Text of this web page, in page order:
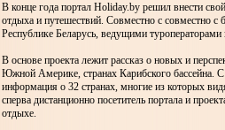
В конце года портал Holiday.by решил внести
отдыха и путешествий. Совместно с совместно с
Республике Беларусь, ведущими
В основе проекта лежит рассказ о новых и
Южной Америке, странах Карибского бассейна.
информация о 32 странах, многие из которых
сперва дистанционно посетитель портала и
отдыхе.